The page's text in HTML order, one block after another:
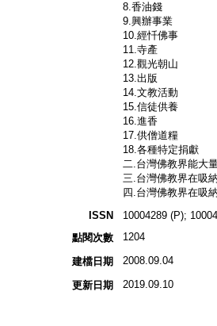
8.香油錢
9.興辦事業
10.經忏佛事
11.寺產
12.觀光朝山
13.出版
14.文教活動
15.信徒供養
16.進香
17.供僧道糧
18.各種特定捐獻
二.台灣佛教界能大
三.台灣佛教界在吸
四.台灣佛教界在吸
ISSN
10004289 (P);
點閱次數
1204
建檔日期 2008.09.04
更新日期 2019.09.10